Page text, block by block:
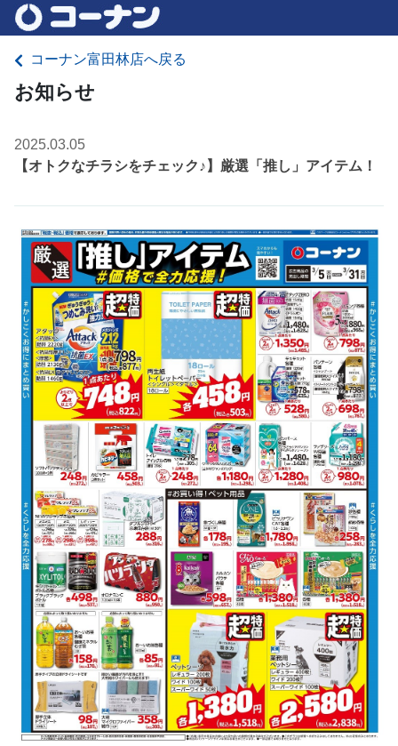
コーナン富田林店へ戻る
お知らせ
2025.03.05
【オトクなチラシをチェック♪】厳選「推し」アイテム！